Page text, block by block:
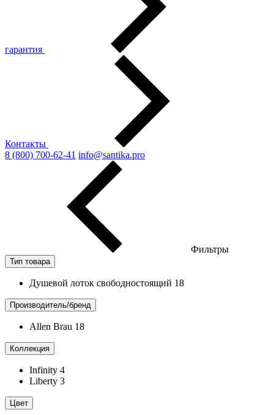
гарантия
Контакты
8 (800) 700-62-41 info@santika.pro
Фильтры
Тип товара
Душевой лоток свободностоящий 18
Производитель/бренд
Allen Brau 18
Коллекция
Infinity 4
Liberty 3
Цвет